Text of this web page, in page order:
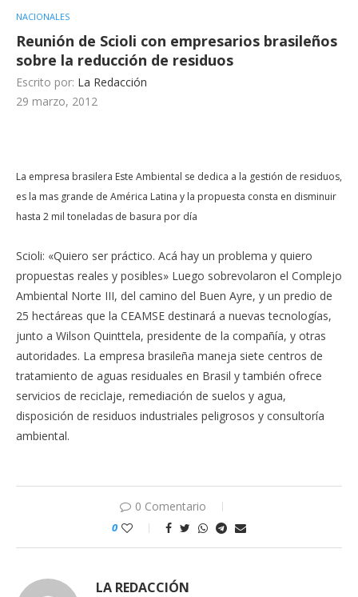
NACIONALES
Reunión de Scioli con empresarios brasileños
sobre la reducción de residuos
Escrito por: La Redacción
29 marzo, 2012
La empresa brasilera Este Ambiental se dedica a la gestión de residuos,
es la mas grande de América Latina y la propuesta consta en disminuir
hasta 2 mil toneladas de basura por día
Scioli: «Quiero ser práctico. Acá hay un problema y quiero
propuestas reales y posibles» Luego sobrevolaron el Complejo
Ambiental Norte III, del camino del Buen Ayre, y un predio de
25 hectáreas que la CEAMSE destinará a nuevas tecnologías,
junto a Wilson Quinttela, presidente de la compañía, y otras
autoridades. La empresa brasileña maneja siete centros de
tratamiento de aguas residuales en Brasil y también ofrece
servicios de reciclaje, remediación de suelos y agua,
disposición de residuos industriales peligrosos y consultoría
ambiental.
0 Comentario
0
LA REDACCIÓN